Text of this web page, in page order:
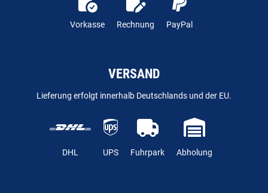
Vorkasse Rechnung PayPal
VERSAND
Lieferung erfolgt innerhalb Deutschlands und der EU.
DHL UPS Fuhrpark Abholung